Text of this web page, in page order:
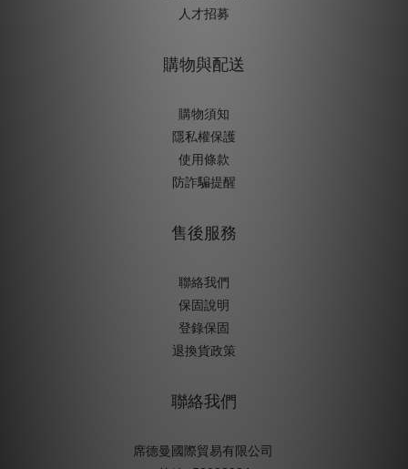
人才招募
購物與配送
購物須知
隱私權保護
使用條款
防詐騙提醒
售後服務
聯絡我們
保固說明
登錄保固
退換貨政策
聯絡我們
席德曼國際貿易有限公司